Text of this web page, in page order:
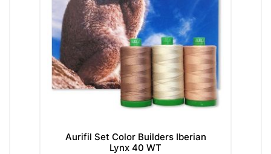
Aurifil Set Color Builders Iberian
Lynx 40 WT